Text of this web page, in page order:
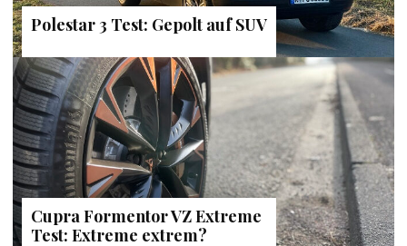
Polestar 3 Test: Gepolt auf SUV
Cupra Formentor VZ Extreme
Test: Extreme extrem?